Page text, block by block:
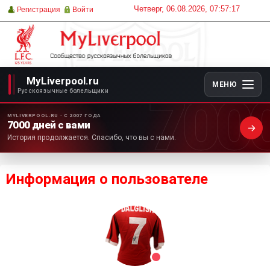
Четверг, 06.08.2026, 07:57:17
Регистрация Войти
MyLiverpool.ru
Русскоязычные болельщики
МЕНЮ
MYLIVERPOOL.RU · С 2007 ГОДА
7000 дней с вами
История продолжается. Спасибо, что вы с нами.
Информация о пользователе